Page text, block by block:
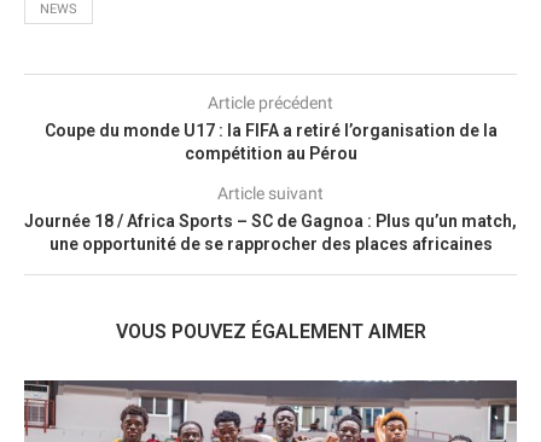
NEWS
Article précédent
Coupe du monde U17 : la FIFA a retiré l’organisation de la
compétition au Pérou
Article suivant
Journée 18 / Africa Sports – SC de Gagnoa : Plus qu’un match,
une opportunité de se rapprocher des places africaines
VOUS POUVEZ ÉGALEMENT AIMER